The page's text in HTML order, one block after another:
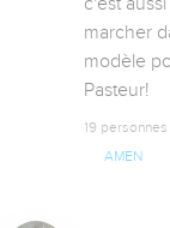
marcher
modèle
Pasteur!
19
AMEN